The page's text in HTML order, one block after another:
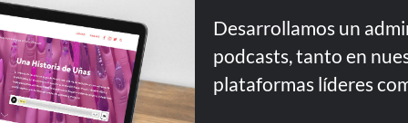
Desarrollamos un
podcasts, tanto en
plataformas líderes